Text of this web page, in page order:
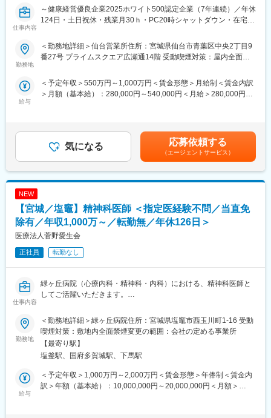
(1)社員目線の組織づくり
当社の代表は、元技術者。だからこそ、「技術者の働きやすい環
例えば、“9割が請負案件”という当社の環境もその一つ。
あちこちの現場を転々とすることなく、慣れた環境で、気心の知
(2)社内ラボ
支店にも検証機を取り揃えており、新旧さまざまな機器を使用し
て技術検証することが可能です。
■組織・社風
平均年齢は34歳。20代～30代の若手が活躍中。年齢・社歴・役
業務を進めています。
変更の範囲：本文参照
仕事内容
～健康経営優良企業2025ホワイト500認定企業（7年連続）／年休
124日・土日祝休・残業月30ｈ・PC20時シャットダウン・在宅勤
開発制度充実！～
■業務詳細：
企業不動産の売買において20年以上の実績と、全国対応の総合力
を持ちます。一社ごとのニーズに対応したオーダーメードソリュ
（2）信託受益権の売買サポート
金融商品取引法等の法令に則ったコンプライアンス体制と数多く
の取引実績に基づく多彩な情報網をもとに、迅速・確実なサービ
スを提供します。
遊休地の有効活用は企業不動産の大切なテーマです。開発にあた
りマーケットニーズをしっかりと調査し、事業企画のご提案から
設計・施工会社の選定、テナント募集活動までサポートいたしま
す。
（4）不動産開発（建替・等価交換）
建替え後の建物プランに関する検討はもちろん、仮移転先の確
保、移転スケジュール等、多くの検討事項があります。グループ
総合力を活かし、建替という多角的な事業をトータルにサポート
（5）管理委託
不動産価値の維持・向上のためには、適切な不動産管理が不可欠
です。グループ会社と提携しながら顧客の物件運営管理 及び
建物管理に貢献いたします。
<顧客について>
本部署では大企業を担当しています。認知度の高いクライアント
勤務地
＜勤務地詳細＞仙台営業所住所：宮城県仙台市青葉区中央2丁目9
番27号 プライムスクエア広瀬通14階 受動喫煙対策：屋内全面禁
給与
＜予定年収＞550万円～1,000万円＜賃金形態＞月給制＜賃金内訳
＞月額（基本給）：280,000円～540,000円＜月給＞280,000円～
目安の金額であり、選考を通じて上下する可能性があります。月
給(月額)は固定手当を含めた表記です。
気になる 応募依頼する
（エージェントサービス）
NEW
【宮城／塩竈】精神科医師 ＜指定医経験不問／当直免
除有／年収1,000万～／転勤無／年休126日＞
医療法人菅野愛生会
正社員 転勤なし
仕事内容
緑ヶ丘病院（心療内科・精神科・内科）における、精神科医師と
してご活躍いただきます。
（1）外来担当がある日：
・外来3コマ（新患外来1コマ・再来外来2コマ）／病棟管理（主
治医として担当していただきます）
・半日で5～20名の外来患者の診察を行うほか、30～40名の入院
患者の主治医をお任せいたします。
・総病床数は、291床のうち250床が稼働中であり、現在214名の
入院患者に対して、常勤・非常勤の医師と連携をとって対応をい
ただきます。
勤務地
＜勤務地詳細＞緑ヶ丘病院住所：宮城県塩竈市西玉川町1-16 受動
喫煙対策：敷地内全面禁煙変更の範囲：会社の定める事業所
【最寄り駅】
塩釜駅、国府多賀城駅、下馬駅
給与
＜予定年収＞1,000万円～2,000万円＜賃金形態＞年俸制＜賃金内
訳＞年額（基本給）：10,000,000円～20,000,000円＜月額＞